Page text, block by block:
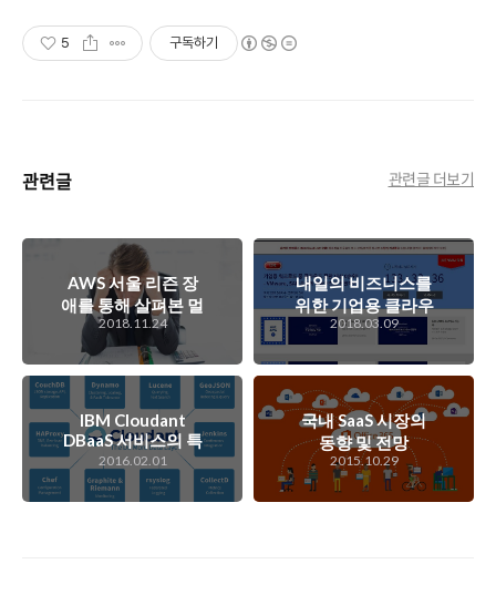
5 구독하기
관련글 관련글 더보기
AWS 서울 리즌 장
애를 통해 살펴본 멀
티 클라우드 구축에
대한 이야기
2018.11.24
내일의 비즈니스를
위한 기업용 클라우
드, IBM Cloud를 소
개하는 온라인 컨퍼
런스, IBM Cloud
Live
2018.03.09
IBM Cloudant
DBaaS 서비스의 특
징 및 장점
2016.02.01
국내 SaaS 시장의
동향 및 전망
2015.10.29